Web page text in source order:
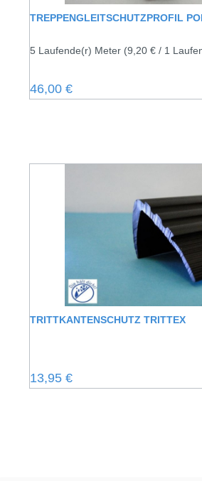
TREPPENGLEITSCHUTZPROFIL
5 Laufende(r) Meter (9,20 € / 1
Regulärer Preis:
46,00 €
TRITTKANTENSCHUTZ TRITTEX
Regulärer Preis:
13,95 €